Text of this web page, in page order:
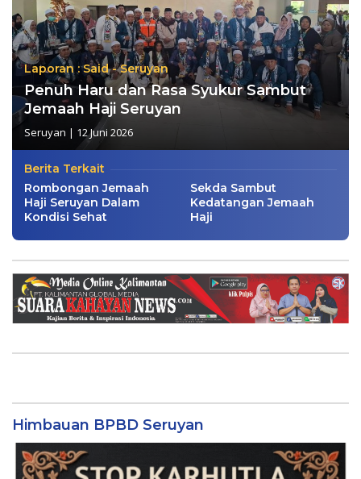
Laporan : Said - Seruyan
Penuh Haru dan Rasa Syukur Sambut
Jemaah Haji Seruyan
Seruyan | 12 Juni 2026
Berita Terkait
Rombongan Jemaah
Haji Seruyan Dalam
Kondisi Sehat
Sekda Sambut
Kedatangan Jemaah
Haji
Himbauan BPBD Seruyan